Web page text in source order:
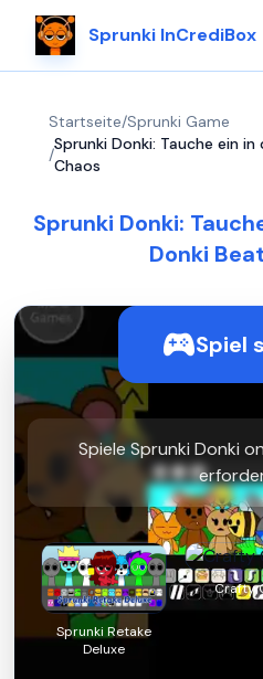
Sprunki InCrediBox
Startseite/Sprunki Game
/
Sprunki Donki: Tauche ein
Chaos
Sprunki Donki:
Donki
Spiel
Spiele Sprunki Donki
Sprunki Retake
Deluxe
Crafty